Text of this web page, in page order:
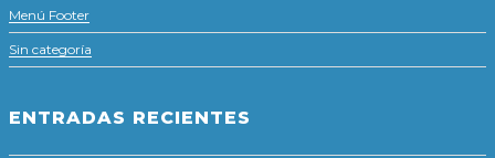
Menú Footer
Sin categoría
ENTRADAS RECIENTES